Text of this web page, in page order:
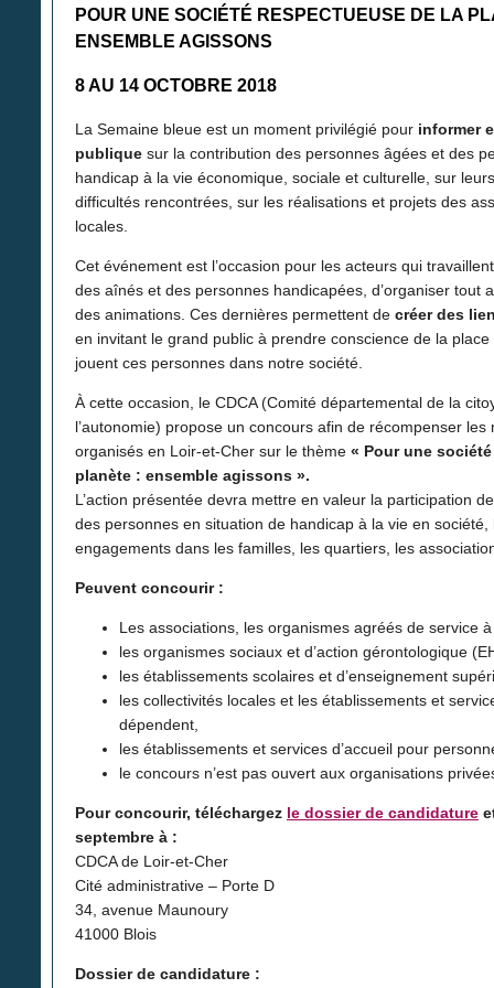
POUR UNE SOCIÉTÉ RESPECTUEUSE DE LA
ENSEMBLE AGISSONS
8 AU 14 OCTOBRE 2018
La Semaine bleue est un moment privilégié pour informer
publique sur la contribution des personnes âgées et des
handicap à la vie économique, sociale et culturelle, sur
difficultés rencontrées, sur les réalisations et projets des
locales.
Cet événement est l’occasion pour les acteurs qui
des aînés et des personnes handicapées, d’organiser tout
des animations. Ces dernières permettent de créer des
en invitant le grand public à prendre conscience de la
jouent ces personnes dans notre société.
À cette occasion, le CDCA (Comité départemental de la
l’autonomie) propose un concours afin de récompenser les
organisés en Loir-et-Cher sur le thème « Pour une
planète : ensemble agissons ».
L’action présentée devra mettre en valeur la participation
des personnes en situation de handicap à la vie en
engagements dans les familles, les quartiers, les
Peuvent concourir :
Les associations, les organismes agréés de service
les organismes sociaux et d’action gérontologique
les établissements scolaires et d’enseignement
les collectivités locales et les établissements et
dépendent,
les établissements et services d’accueil pour
le concours n’est pas ouvert aux organisations
Pour concourir, téléchargez le dossier de candidature
septembre à :
CDCA de Loir-et-Cher
Cité administrative – Porte D
34, avenue Maunoury
41000 Blois
Dossier de candidature :